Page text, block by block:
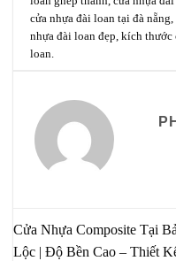
cửa nhựa đài loan tại đà nẵng,
nhựa đài loan đẹp,kích thước
loan.
Cửa Nhựa Composite Tại
Lộc | Độ Bền Cao – Thiết